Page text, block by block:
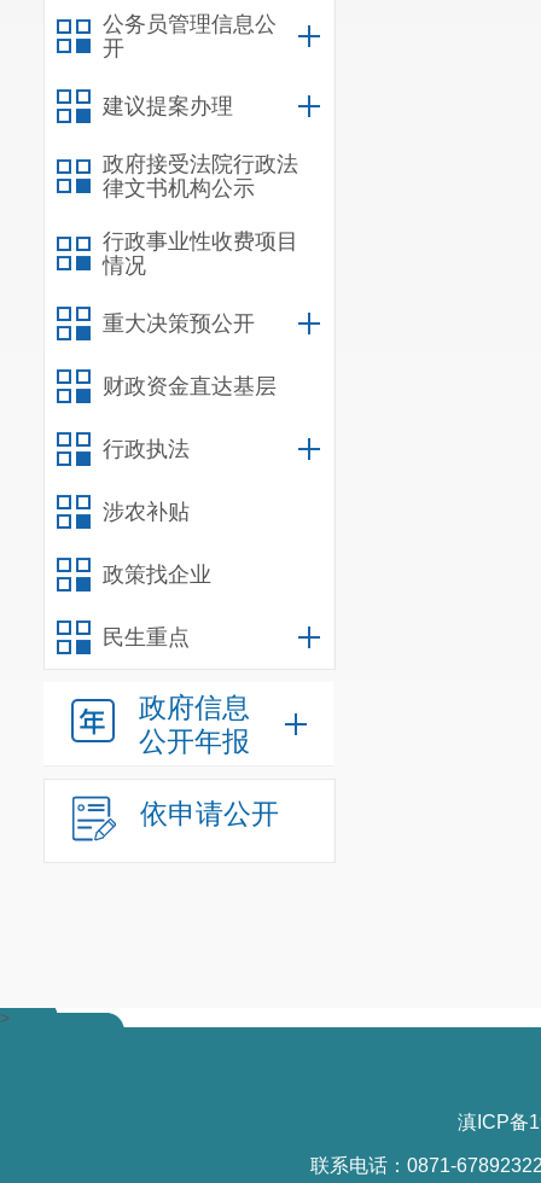
公务员管理信息公
开
建议提案办理
政府接受法院行政法
律文书机构公示
行政事业性收费项目
情况
重大决策预公开
财政资金直达基层
行政执法
涉农补贴
政策找企业
民生重点
政府信息
公开年报
依申请公开
>
滇ICP备
联系电话：0871-